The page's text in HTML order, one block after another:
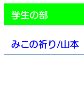
学生の部
みこの祈り/山本